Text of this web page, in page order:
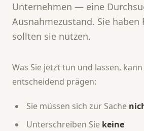
Unternehmen — eine
Ausnahmezustand. Sie haben
sollten sie nutzen.
Was Sie jetzt tun und lassen,
entscheidend prägen:
Sie müssen sich zur Sache
Unterschreiben Sie keine